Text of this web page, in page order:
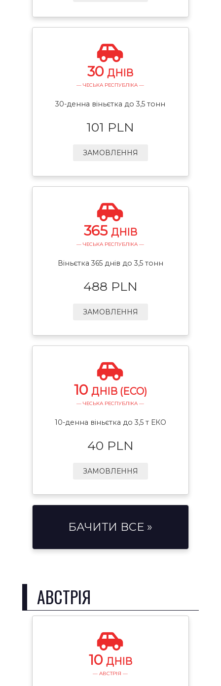
30ДНІВ
— ЧЕСЬКА РЕСПУБЛІКА —
30-денна віньєтка до 3,5 тонн
101 PLN
ЗАМОВЛЕННЯ
365 ДНІВ
— ЧЕСЬКА РЕСПУБЛІКА —
Віньєтка 365 днів до 3,5 тонн
488 PLN
ЗАМОВЛЕННЯ
10 ДНІВ (ECO)
— ЧЕСЬКА РЕСПУБЛІКА —
10-денна віньєтка до 3,5 т ЕКО
40 PLN
ЗАМОВЛЕННЯ
БАЧИТИ ВСЕ »
АВСТРІЯ
10 ДНІВ
— АВСТРІЯ —